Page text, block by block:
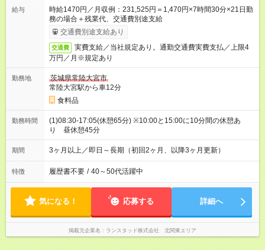
給与
時給1470円／月収例：231,525円＝1,470円×7時間30分×21日勤
務の場合＋残業代、交通費別途支給
交通費別途支給あり
交通費
実費支給／当社規定あり。通勤交通費実費支払／上限4
万円／月※規定あり
勤務地
茨城県常陸大宮市
常陸大宮駅から車12分
食料品
勤務時間
(1)08:30-17:05(休憩65分) ※10:00と15:00に10分間の休憩あ
り 昼休憩45分
期間 3ヶ月以上／即日～長期（初回2ヶ月、以降3ヶ月更新）
特徴 履歴書不要 / 40～50代活躍中
気になる！ 応募する 詳細へ
掲載元企業名 ランスタッド株式会社 北関東エリア